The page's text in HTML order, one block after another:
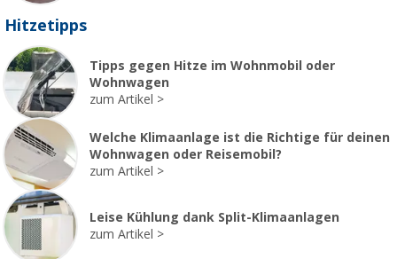
Hitzetipps
Tipps gegen Hitze im Wohnmobil oder
Wohnwagen
zum Artikel
Welche Klimaanlage ist die Richtige für deinen
Wohnwagen oder Reisemobil?
zum Artikel
Leise Kühlung dank Split-Klimaanlagen
zum Artikel